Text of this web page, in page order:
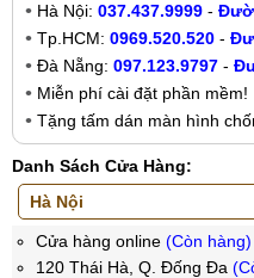
Hà Nội: 037.437.9999 -
Tp.HCM: 0969.520.520 -
Đà Nẵng: 097.123.9797 -
Miễn phí cài đặt phần mềm!
Tặng tấm dán màn hình
Danh Sách Cửa Hàng:
Cửa hàng online (Còn hàng)
120 Thái Hà, Q. Đống Đa